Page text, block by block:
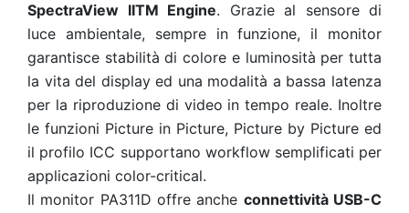
SpectraView IITM Engine. Grazie al sensore di
luce ambientale, sempre in funzione, il monitor
garantisce stabilità di colore e luminosità per tutta
la vita del display ed una modalità a bassa latenza
per la riproduzione di video in tempo reale. Inoltre
le funzioni Picture in Picture, Picture by Picture ed
il profilo ICC supportano workflow semplificati per
applicazioni color-critical.
Il monitor PA311D offre anche connettività USB-C